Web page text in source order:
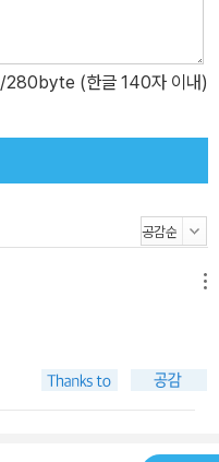
/280byte (한글 140자 이내)